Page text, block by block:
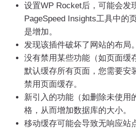
设置WP Rocket后，可能会发
PageSpeed Insights工具中的
是增加。
发现该插件破坏了网站的布局。
没有禁用某些功能（如页面缓
默认缓存所有页面，您需要安
禁用页面缓存。
新引入的功能（如删除未使用
格，从而增加数据库的大小。
移动缓存可能会导致无响应站